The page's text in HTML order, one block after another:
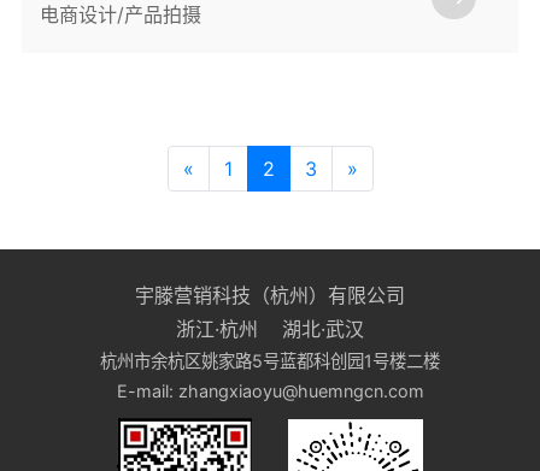
电商设计/产品拍摄
« 1 2 3 »
宇滕营销科技（杭州）有限公司
浙江·杭州 湖北·武汉
杭州市余杭区姚家路5号蓝都科创园1号楼二楼
E-mail: zhangxiaoyu@huemngcn.com